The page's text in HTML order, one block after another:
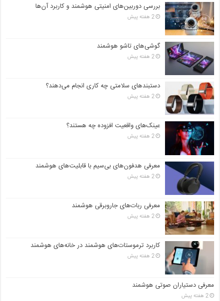
بررسی دوربین‌های امنیتی هوشمند و کاربرد آن‌ها
2 هفته پیش
گوشی‌های تاشو هوشمند
2 هفته پیش
دستبندهای سلامتی چه کاری انجام می‌دهند؟
2 هفته پیش
عینک‌های واقعیت افزوده چه هستند؟
2 هفته پیش
معرفی هدفون‌های بی‌سیم با قابلیت‌های هوشمند
2 هفته پیش
معرفی ربات‌های جاروبرقی هوشمند
2 هفته پیش
کاربرد ترموستات‌های هوشمند در خانه‌های هوشمند
2 هفته پیش
معرفی دستیاران صوتی هوشمند
2 هفته پیش